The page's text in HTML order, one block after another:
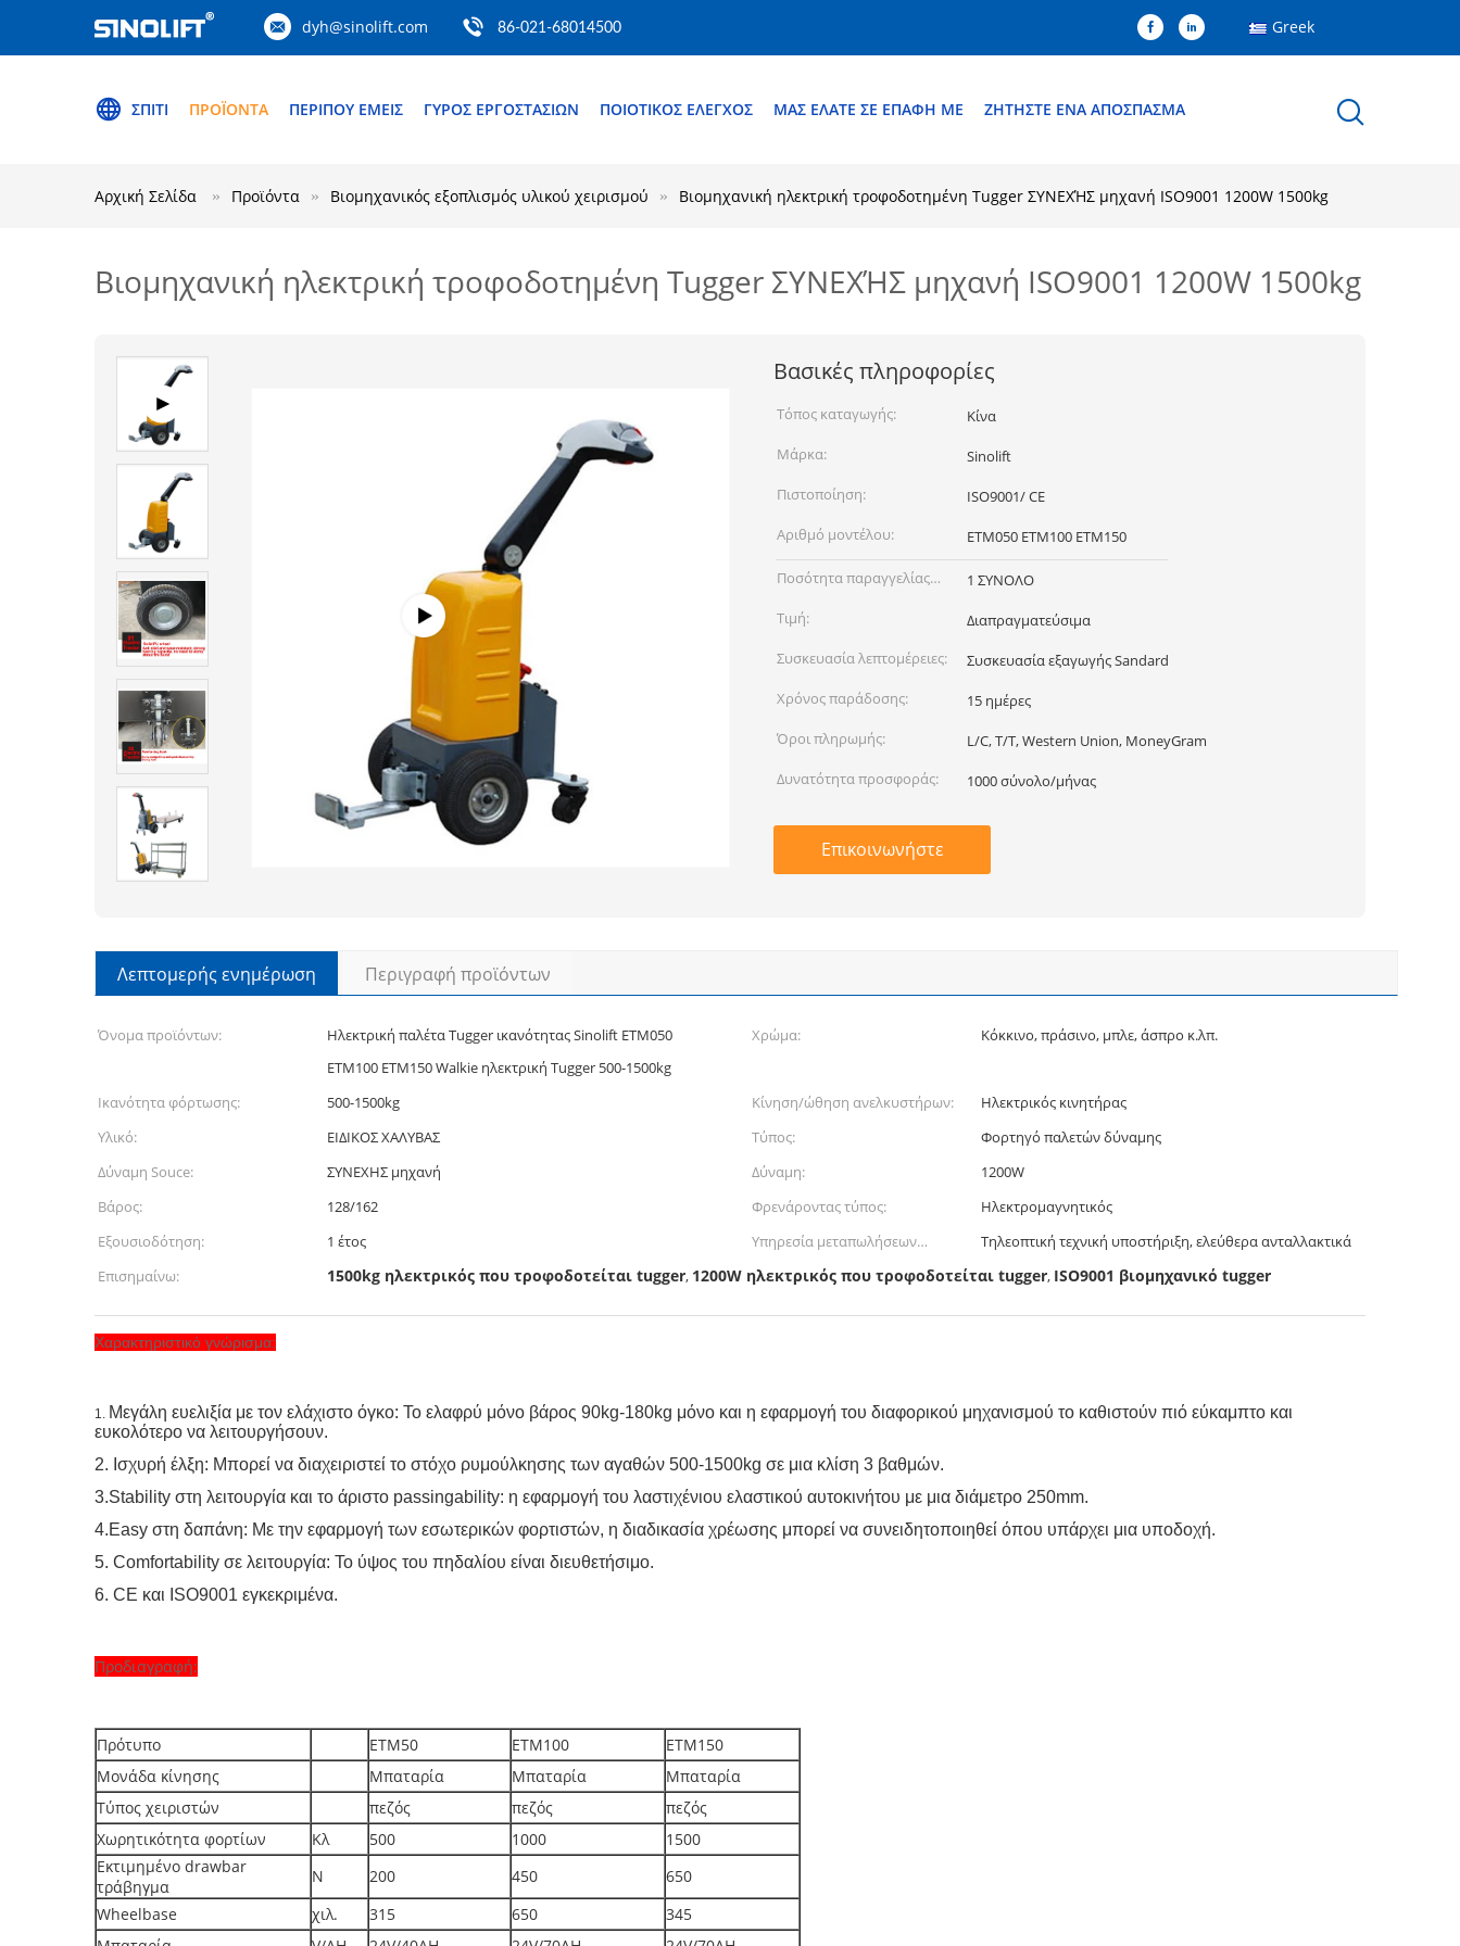
dyh@sinolift.com 86-021-68014500 Greek
ΣΠΊΤΙ ΠΡΟΪΌΝΤΑ ΠΕΡΊΠΟΥ ΕΜΕΊΣ ΓΎΡΟΣ ΕΡΓΟΣΤΑΣΊΩΝ ΠΟΙΟΤΙΚΌΣ ΈΛΕΓΧΟΣ ΜΑΣ ΕΛΆΤΕ ΣΕ ΕΠΑΦΉ ΜΕ ΖΗΤΉΣΤΕ ΈΝΑ ΑΠΌΣΠΑΣΜΑ
Αρχική Σελίδα Προϊόντα Βιομηχανικός εξοπλισμός υλικού χειρισμού Βιομηχανική ηλεκτρική τροφοδοτημένη Tugger ΣΥΝΕΧΉΣ μηχανή ISO9001 1200W 1500kg
Βιομηχανική ηλεκτρική τροφοδοτημένη Tugger ΣΥΝΕΧΉΣ μηχανή ISO9001 1200W 1500kg
Βασικές πληροφορίες
Τόπος καταγωγής:
Κίνα
Μάρκα:
Sinolift
Πιστοποίηση:
ISO9001/ CE
Αριθμό μοντέλου:
ETM050 ETM100 ETM150
Ποσότητα παραγγελίας
min:
1 ΣΥΝΟΛΟ
Τιμή:
Διαπραγματεύσιμα
Συσκευασία λεπτομέρειες:
Συσκευασία εξαγωγής Sandard
Χρόνος παράδοσης:
15 ημέρες
Όροι πληρωμής:
L/C, T/T, Western Union, MoneyGram
Δυνατότητα προσφοράς:
1000 σύνολο/μήνας
Επικοινωνήστε
Λεπτομερής ενημέρωση Περιγραφή προϊόντων
Όνομα προϊόντων:
Ηλεκτρική παλέτα Tugger ικανότητας Sinolift ETM050
ETM100 ETM150 Walkie ηλεκτρική Tugger 500-1500kg
Χρώμα: Κόκκινο, πράσινο, μπλε, άσπρο κ.λπ.
Ικανότητα φόρτωσης: 500-1500kg Κίνηση/ώθηση ανελκυστήρων:
Ηλεκτρικός κινητήρας
Υλικό:
ΕΙΔΙΚΟΣ ΧΑΛΥΒΑΣ Τύπος:
Φορτηγό παλετών δύναμης
Δύναμη Souce:
ΣΥΝΕΧΗΣ μηχανή Δύναμη:
1200W
Βάρος:
128/162 Φρενάροντας τύπος:
Ηλεκτρομαγνητικός
Εξουσιοδότηση:
1 έτος
Υπηρεσία μεταπωλήσεων
παρεχόμενη:
Τηλεοπτική τεχνική υποστήριξη, ελεύθερα ανταλλακτικά
Επισημαίνω:
1500kg ηλεκτρικός που τροφοδοτείται tugger, 1200W ηλεκτρικός που τροφοδοτείται tugger, ISO9001 βιομηχανικό tugger
Χαρακτηριστικό γνώρισμα:
1. Μεγάλη ευελιξία με τον ελάχιστο όγκο: Το ελαφρύ μόνο βάρος 90kg-180kg μόνο και η εφαρμογή του διαφορικού μηχανισμού το καθιστούν πιό εύκαμπτο και
ευκολότερο να λειτουργήσουν.
2. Ισχυρή έλξη: Μπορεί να διαχειριστεί το στόχο ρυμούλκησης των αγαθών 500-1500kg σε μια κλίση 3 βαθμών.
3.Stability στη λειτουργία και το άριστο passingability: η εφαρμογή του λαστιχένιου ελαστικού αυτοκινήτου με μια διάμετρο 250mm.
4.Easy στη δαπάνη: Με την εφαρμογή των εσωτερικών φορτιστών, η διαδικασία χρέωσης μπορεί να συνειδητοποιηθεί όπου υπάρχει μια υποδοχή.
5. Comfortability σε λειτουργία: Το ύψος του πηδαλίου είναι διευθετήσιμο.
6. CE και ISO9001 εγκεκριμένα.
Προδιαγραφή:
Πρότυπο ETM50 ETM100
ETM150
Μονάδα κίνησης
Μπαταρία Μπαταρία
Μπαταρία
Τύπος χειριστών
πεζός πεζός
πεζός
Χωρητικότητα φορτίων
Κλ 500 1000
1500
Εκτιμημένο drawbar
τράβηγμα
Ν 200 450
650
Wheelbase
χιλ. 315 650
345